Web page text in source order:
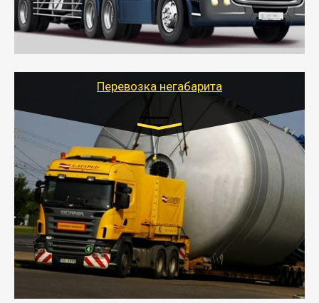
термописцем, санитарной обработкой кузова и мед.
книжкой у водителя.
- Тайгер Логистик поможет быстро перевезти
скоропортящиеся продукты в любой город России с
Перевозка негабарита
Цена за км. Рассчитывается
индивидуально
- Перевозка техники и негабаритных грузов
осуществляется после получения разрешения на
перевозку (обычно 7-14 дней).
- Тайгер Логистик в короткие сроки поможет вам
качественно и безопасно перевезти негабаритные
грузы по всей России тралом, манипулятором и
другим транспортом и подобрать оптимальный